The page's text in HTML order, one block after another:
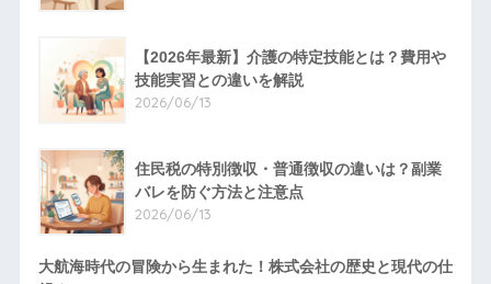
【2026年最新】介護の特定技能とは？費用や
技能実習との違いを解説
2026/06/13
住民税の特別徴収・普通徴収の違いは？副業
バレを防ぐ方法と注意点
2026/06/13
大航海時代の冒険から生まれた！株式会社の歴史と現代の仕